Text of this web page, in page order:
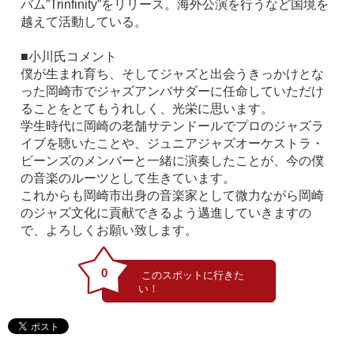
バム”Trinfinity”をリリース。海外公演を行うなど国境を
越えて活動している。
■小川氏コメント
僕が生まれ育ち、そしてジャズと出会うきっかけとな
った岡崎市でジャズアンバサダーに任命していただけ
ることをとてもうれしく、光栄に思います。
学生時代に岡崎の老舗サテンドールでプロのジャズラ
イブを聴いたことや、ジュニアジャズオーケストラ・
ビーンズのメンバーと一緒に演奏したことが、今の僕
の音楽のルーツとして生きています。
これからも岡崎市出身の音楽家として微力ながら岡崎
のジャズ文化に貢献できるよう邁進していきますの
で、よろしくお願い致します。
0